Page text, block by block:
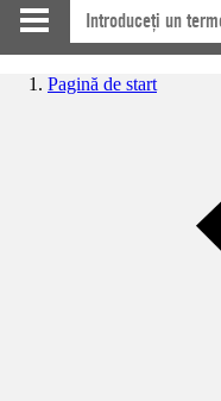
Pagină de start